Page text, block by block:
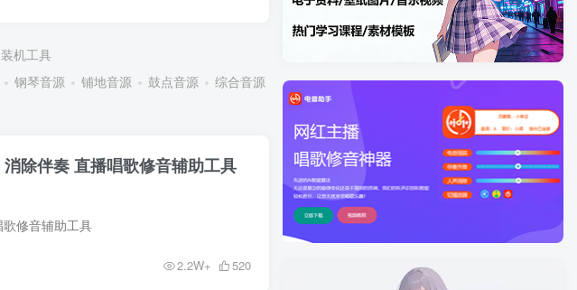
装机工具
钢琴音源 铺地音源 鼓点音源 综合音源 预设采样
其他音源
除伴奏 直播唱歌修音辅助工具
修音辅助工具
2.2W+ 520